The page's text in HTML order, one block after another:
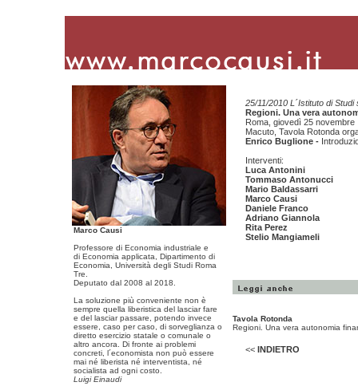
Marco Causi
Professore di Economia industriale e
di Economia applicata, Dipartimento di
Economia, Università degli Studi Roma
Tre.
Deputato dal 2008 al 2018.
La soluzione più conveniente non è
sempre quella liberistica del lasciar fare
e del lasciar passare, potendo invece
essere, caso per caso, di sorveglianza o
diretto esercizio statale o comunale o
altro ancora. Di fronte ai problemi
concreti, l´economista non può essere
mai né liberista né interventista, né
socialista ad ogni costo.
Luigi Einaudi
25/11/2010 L´Istituto di
Regioni. Una vera
Roma, giovedì 25
Macuto, Tavola Rotonda
Enrico Buglione -
Interventi:
Luca Antonini
Tommaso Antonucci
Mario Baldassarri
Marco Causi
Daniele Franco
Adriano Giannola
Rita Perez
Stelio Mangiameli
Tavola Rotonda
Regioni. Una vera autonomia
<< INDIETRO